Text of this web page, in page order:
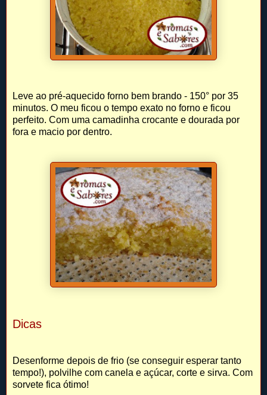
Leve ao pré-aquecido forno bem brando - 150° por 35
minutos. O meu ficou o tempo exato no forno e ficou
perfeito. Com uma camadinha crocante e dourada por
fora e macio por dentro.
Dicas
Desenforme depois de frio (se conseguir esperar tanto
tempo!), polvilhe com canela e açúcar, corte e sirva. Com
sorvete fica ótimo!